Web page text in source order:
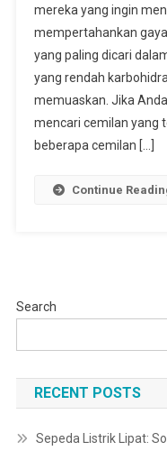
mereka yang ingin
mempertahankan
yang paling dicari
yang rendah
memuaskan. Jika
mencari cemilan yang
beberapa cemilan […]
Continue
Search
RECENT POSTS
Sepeda Listrik Lipat: